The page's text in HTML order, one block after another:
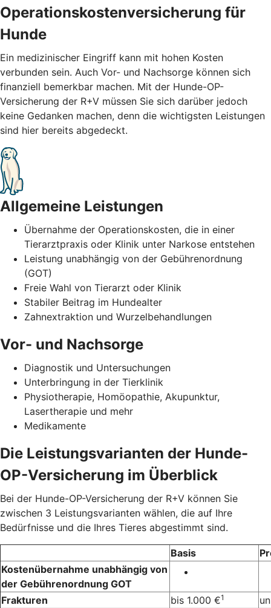
Operationskostenversicherung für
Hunde
Ein medizinischer Eingriff kann mit hohen Kosten
verbunden sein. Auch Vor- und Nachsorge können sich
finanziell bemerkbar machen. Mit der Hunde-OP-
Versicherung der R+V müssen Sie sich darüber jedoch
keine Gedanken machen, denn die wichtigsten Leistungen
sind hier bereits abgedeckt.
Allgemeine Leistungen
Übernahme der Operationskosten, die in einer
Tierarztpraxis oder Klinik unter Narkose entstehen
Leistung unabhängig von der Gebührenordnung
(GOT)
Freie Wahl von Tierarzt oder Klinik
Stabiler Beitrag im Hundealter
Zahnextraktion und Wurzelbehandlungen
Vor- und Nachsorge
Diagnostik und Untersuchungen
Unterbringung in der Tierklinik
Physiotherapie, Homöopathie, Akupunktur,
Lasertherapie und mehr
Medikamente
Die Leistungsvarianten der Hunde-
OP-Versicherung im Überblick
Bei der Hunde-OP-Versicherung der R+V können Sie
zwischen 3 Leistungsvarianten wählen, die auf Ihre
Bedürfnisse und die Ihres Tieres abgestimmt sind.
Basis
Kostenübernahme unabhängig von
der Gebührenordnung GOT
Frakturen
bis 1.000 €1